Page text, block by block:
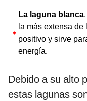
La laguna blanca
la más extensa
positivo y sirve
energía.
Debido a su alto
estas lagunas